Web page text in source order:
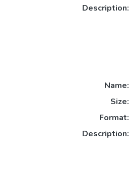
Description:
Name:
Size:
Format:
Description: